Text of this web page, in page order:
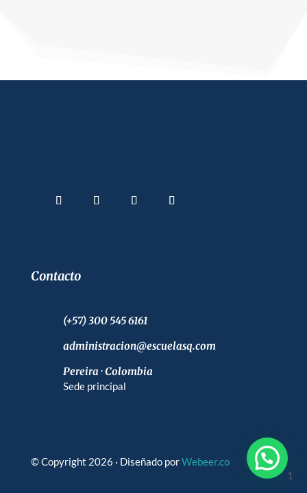
Contacto
(+57) 300 545 6161
administracion@escuelasq.com
Pereira · Colombia
Sede principal
© Copyright 2026 · Diseñado porWebeer.co
1